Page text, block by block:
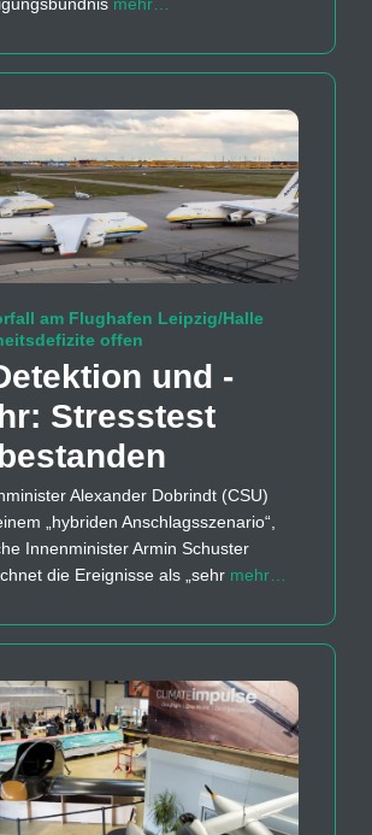
am Flughafen Leipzig/Halle
offen
und -
Stresstest
Alexander Dobrindt (CSU)
„hybriden Anschlagsszenario“,
Innenminister Armin Schuster
die Ereignisse als „sehr mehr…